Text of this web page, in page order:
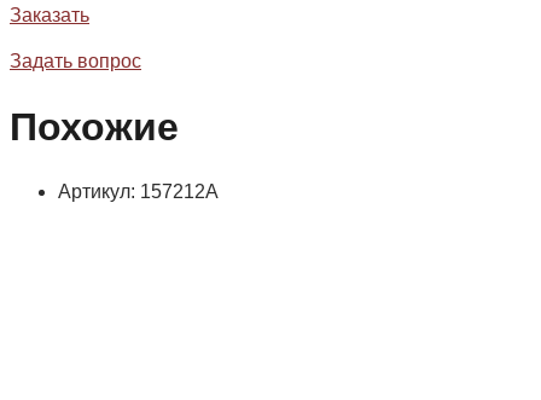
Заказать
Задать вопрос
Похожие
Артикул: 157212А